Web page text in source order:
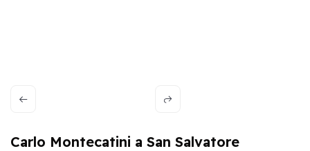
Carlo Montecatini a San Salvatore